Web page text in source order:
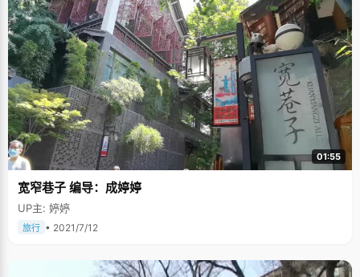
01:55
宽窄巷子 编导：成婷婷
UP主: 婷婷
旅行 • 2021/7/12